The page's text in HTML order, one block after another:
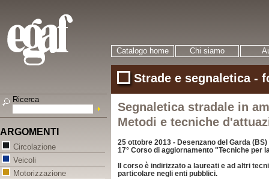
Catalogo home Chi siamo
Strade e segnaletica -
Segnaletica stradale in
Metodi e tecniche
25 ottobre 2013 - Desenzano del Garda (BS)
17° Corso di aggiornamento "Tecniche per
Il corso è indirizzato a laureati e ad altri
particolare negli enti pubblici.
Ricerca
ARGOMENTI
Circolazione
Veicoli
Motorizzazione